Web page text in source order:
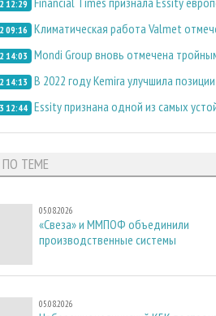
12:29
09:16 Климатическая работа Valmet
14:03 Mondi Group вновь отмечена
14:13 В 2022 году Kemira улучшила позиции
12:44 Essity признана одной из самых
ТЕМЕ
05.08.2026
«Свеза» и ММПОФ объединили
производственные системы
05.08.2026